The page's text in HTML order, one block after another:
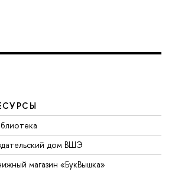
дом ВШЭ
магазин «БукВышка»